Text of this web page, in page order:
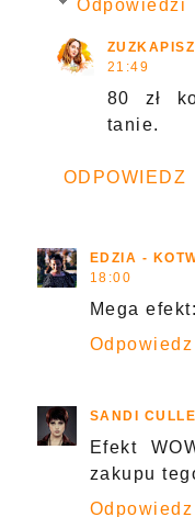
Odpowiedzi
21:49
80 zł
tanie.
ODPOWIEDZ
EDZIA -
18:00
Mega
Odpowiedz
SANDI
Efekt
zakupu
Odpowiedz